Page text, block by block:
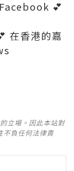
💕
在香港的嘉
立場。因此本站對
不負任何法律責